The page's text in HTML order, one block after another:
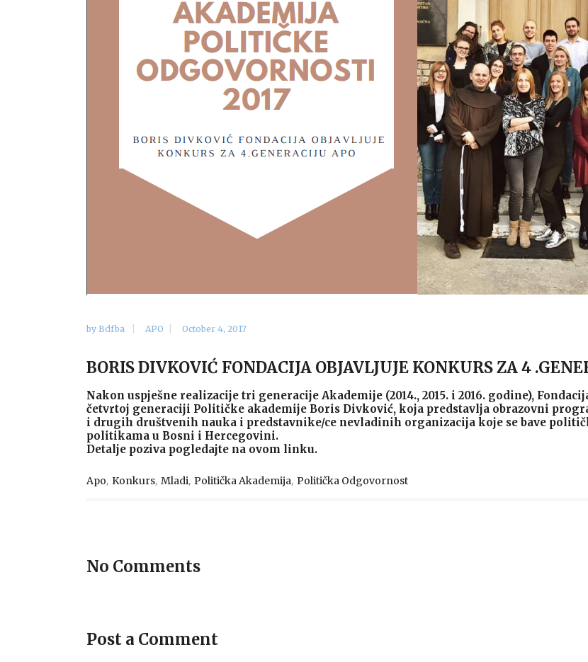
by Bdfba APO October 4, 2017
BORIS DIVKOVIĆ FONDACIJA OBJAVLJUJE KONKURS ZA 4
Nakon uspješne realizacije tri generacije Akademije (2014., 2015. i 2016. godine),
četvrtoj generaciji Političke akademije Boris Divković, koja predstavlja obrazovni
i drugih društvenih nauka i predstavnike/ce nevladinih organizacija koje se bave
politikama u Bosni i Hercegovini.
Detalje poziva pogledajte na ovom linku.
Apo, Konkurs, Mladi, Politička Akademija, Politička Odgovornost
No Comments
Post a Comment